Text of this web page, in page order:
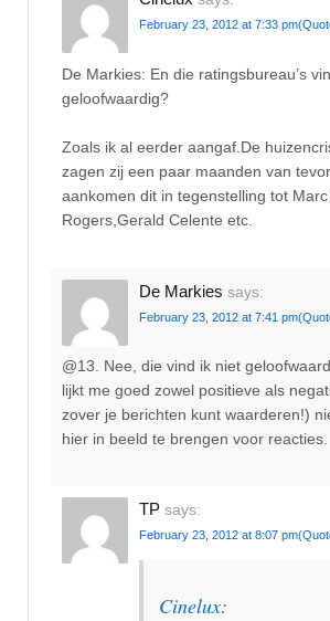
February 23, 2012 at 7:33 pm
De Markies: En die ratingsbureau’s
geloofwaardig?
Zoals ik al eerder aangaf.De
zagen zij een paar maanden van
aankomen dit in tegenstelling tot
Rogers,Gerald Celente etc.
De Markies says:
February 23, 2012 at 7:41 pm
@13. Nee, die vind ik niet
lijkt me goed zowel positieve als
zover je berichten kunt waarderen!)
hier in beeld te brengen voor reacties.
TP says:
February 23, 2012 at 8:07 pm
Cinelux: